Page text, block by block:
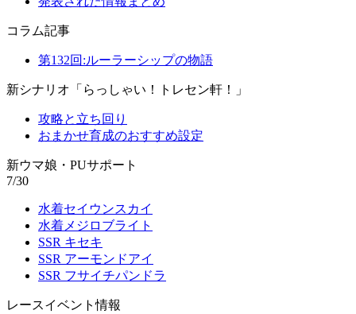
コラム記事
第132回:ルーラーシップの物語
新シナリオ「らっしゃい！トレセン軒！」
攻略と立ち回り
おまかせ育成のおすすめ設定
新ウマ娘・PUサポート
7/30
水着セイウンスカイ
水着メジロブライト
SSR キセキ
SSR アーモンドアイ
SSR フサイチパンドラ
レースイベント情報